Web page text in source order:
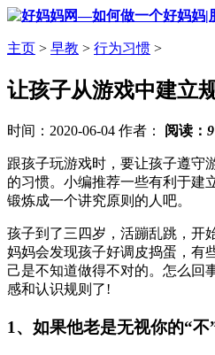
主页 > 早教 > 行为习惯 >
让孩子从游戏中建立
时间：2020-06-04 作者： 阅读： 9
跟孩子玩游戏时，要让孩子遵守
的习惯。小编推荐一些有利于建
锻炼成一个讲究原则的人吧。
孩子到了三四岁，活蹦乱跳，开
妈妈会发现孩子好调皮捣蛋，有
己是不知道做得不对的。怎么回
感和认识规则了!
1、如果他老是无视你的“不